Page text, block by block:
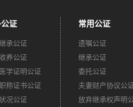
证
承公证
养公证
学证明公证
称证书公证
况公证
常用公证
遗嘱公证
继承公证
委托公证
夫妻财产协议公
放弃继承权声明